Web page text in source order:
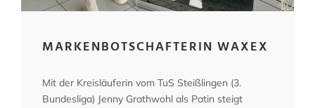
MARKENBOTSCHAFTERIN WAXEX
Mit der Kreisläuferin vom TuS Steißlingen (3.
Bundesliga) Jenny Grathwohl als Patin steigt